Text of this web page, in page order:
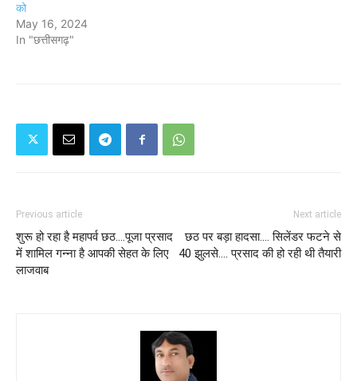
को
May 16, 2024
In "छत्तीसगढ़"
Previous article
शुरू हो रहा है महापर्व छठ....पूजा प्रसाद
में शामिल गन्ना है आपकी सेहत के लिए
लाजवाब
Next article
छठ पर बड़ा हादसा.... सिलेंडर फटने से
40 झुलसे.... प्रसाद की हो रही थी तैयारी